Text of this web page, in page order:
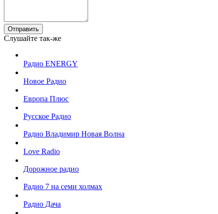
Отправить
Слушайте так-же
Радио ENERGY
Новое Радио
Европа Плюс
Русское Радио
Радио Владимир Новая Волна
Love Radio
Дорожное радио
Радио 7 на семи холмах
Радио Дача